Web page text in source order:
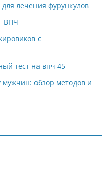
лечения фурункулов
ВПЧ
с
тест на впч 45
обзор методов и